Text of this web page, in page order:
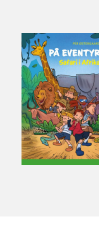
0. klasse 1. klasse 2. klasse 3.
FORMAT
Flergangsbog
9788723560629